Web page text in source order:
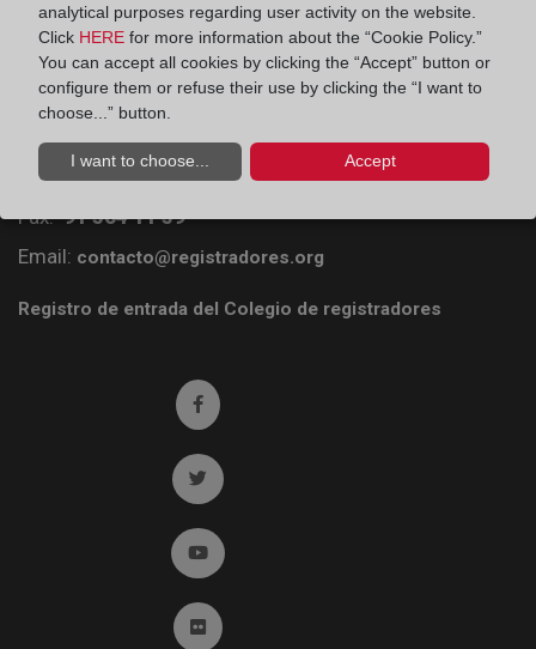
Colegio de Registradores
Príncipe de Vergara 70. 28006 Madrid
Teléfono:91 270 17 96
Fax:91 564 11 59
Email: contacto@registradores.org
Registro de entrada del Colegio de registradores
Ir a facebook (abre en ventana nueva)
Ir a twitter (abre en ventana nueva)
Ir a YouTube (abre en ventana nueva)
Ir a Flickr (abre en ventana nueva)
analytical purposes regarding user activity on the website.
Click HERE for more information about the “Cookie Policy.”
You can accept all cookies by clicking the “Accept” button or
configure them or refuse their use by clicking the “I want to
choose...” button.
I want to choose... Accept